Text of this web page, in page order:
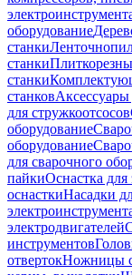
оборудование
станки
станки
станки
станковАксессуары
для стружкоотсосов
оборудование
оборудование
для сварочного
пайкиОснастка для
оснасткиНасадки
электродвигателей
инструментов
отвертокНожницы